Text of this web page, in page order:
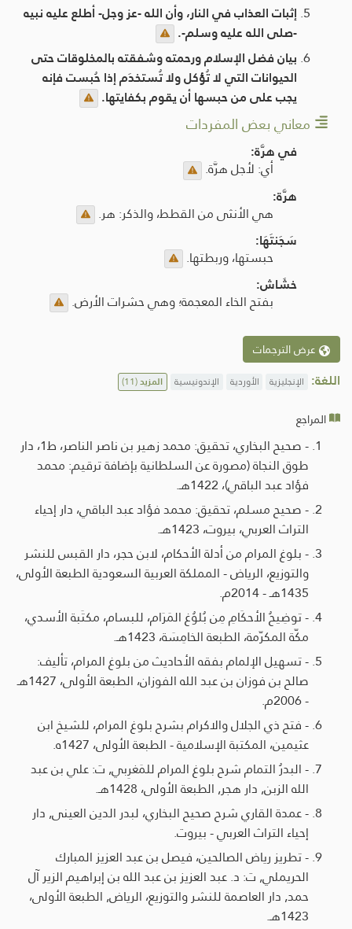
إثبات العذاب في النار، وأن الله -عز وجل- أطلع عليه نبيه
-صلى الله عليه وسلم-.
بيان فضل الإسلام ورحمته وشفقته بالمخلوقات حتى
الحيوانات التي لا تُؤكل ولا تُستخدَم إذا حُبست فإنه
يجب على من حبسها أن يقوم بكفايتها.
معاني بعض المفردات
في هرَّة:
أي: لأجل هرَّة.
هرَّة:
هي الأنثى من القطط، والذكر: هر.
سَجَنتَهَا:
حبستها، وربطتها.
خشَاش:
بفتح الخاء المعجمة؛ وهي حشرات الأرض.
عرض الترجمات
اللغة: الإنجليزية الأوردية الإندونيسية المزيد(11)
المراجع
- صحيح البخاري، تحقيق: محمد زهير بن ناصر الناصر، ط1، دار
طوق النجاة (مصورة عن السلطانية بإضافة ترقيم: محمد
فؤاد عبد الباقي)، 1422هـ.
- صحيح مسلم، تحقيق: محمد فؤاد عبد الباقي، دار إحياء
التراث العربي، بيروت، 1423هـ.
- بلوغ المرام من أدلة الأحكام، لابن حجر، دار القبس للنشر
والتوزيع، الرياض - المملكة العربية السعودية الطبعة الأولى،
1435هـ - 2014م.
- توضِيحُ الأحكَامِ مِن بُلوُغ المَرَام، للبسام، مكتَبة الأسدي،
مكّة المكرّمة، الطبعة الخامِسَة، 1423هـ.
- تسهيل الإلمام بفقه الأحاديث من بلوغ المرام، تأليف:
صالح بن فوزان بن عبد الله الفوزان، الطبعة الأولى، 1427هـ
- 2006م.
- فتح ذي الجلال والاكرام بشرح بلوغ المرام، للشيخ ابن
عثيمين، المكتبة الإسلامية - الطبعة الأولى، 1427ه.
- البدرُ التمام شرح بلوغ المرام للمَغرِبي, ت: علي بن عبد
الله الزبن, دار هجر, الطبعة الأولى، 1428هـ.
- عمدة القاري شرح صحيح البخاري، لبدر الدين العينى, دار
إحياء التراث العربي - بيروت.
- تطريز رياض الصالحين، فيصل بن عبد العزيز المبارك
الحريملي, ت: د. عبد العزيز بن عبد الله بن إبراهيم الزير آل
حمد, دار العاصمة للنشر والتوزيع، الرياض, الطبعة الأولى،
1423هـ.